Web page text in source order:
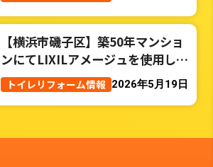
【横浜市磯子区】築50年マンショ
ンにてLIXILアメージュを使用した
トイレリフォーム事例
トイレリフォーム情報 2026年5月19日